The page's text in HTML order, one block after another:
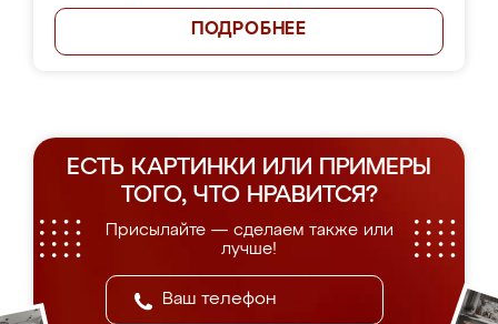
ПОДРОБНЕЕ
ЕСТЬ КАРТИНКИ ИЛИ ПРИМЕРЫ
ТОГО, ЧТО НРАВИТСЯ?
Присылайте — сделаем также или
лучше!